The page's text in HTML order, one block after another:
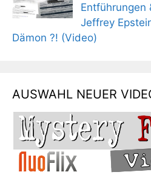
Entführungen
Jeffrey
Dämon ?! (Video)
AUSWAHL NEUER